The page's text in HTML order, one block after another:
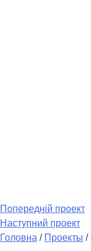
Попередній проект
Наступний проект
Головна / Проекты /